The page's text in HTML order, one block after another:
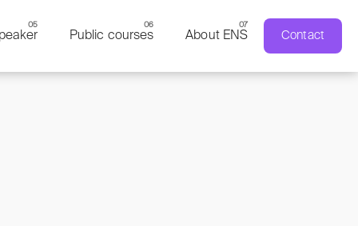
Public courses About ENS Contact